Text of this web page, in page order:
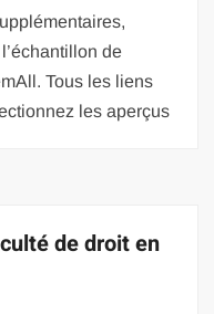
de
Tous les liens
les aperçus
de droit en